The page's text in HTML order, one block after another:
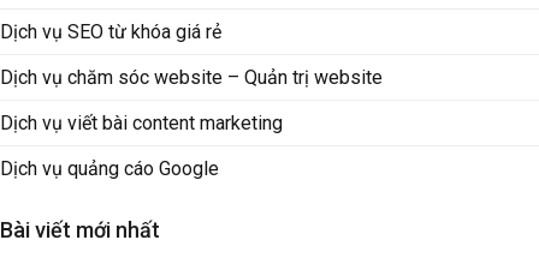
Dịch vụ SEO từ khóa giá rẻ
Dịch vụ chăm sóc website – Quản trị website
Dịch vụ viết bài content marketing
Dịch vụ quảng cáo Google
Bài viết mới nhất